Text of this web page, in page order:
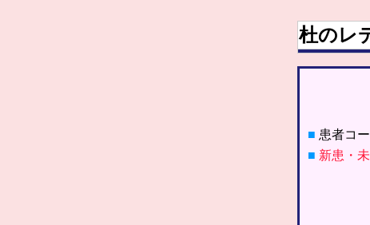
杜のレ
■ 患者コ
■ 新患・